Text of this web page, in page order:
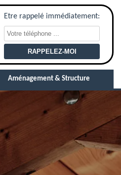
Etre rappelé immédiatement:
Aménagement & Structure